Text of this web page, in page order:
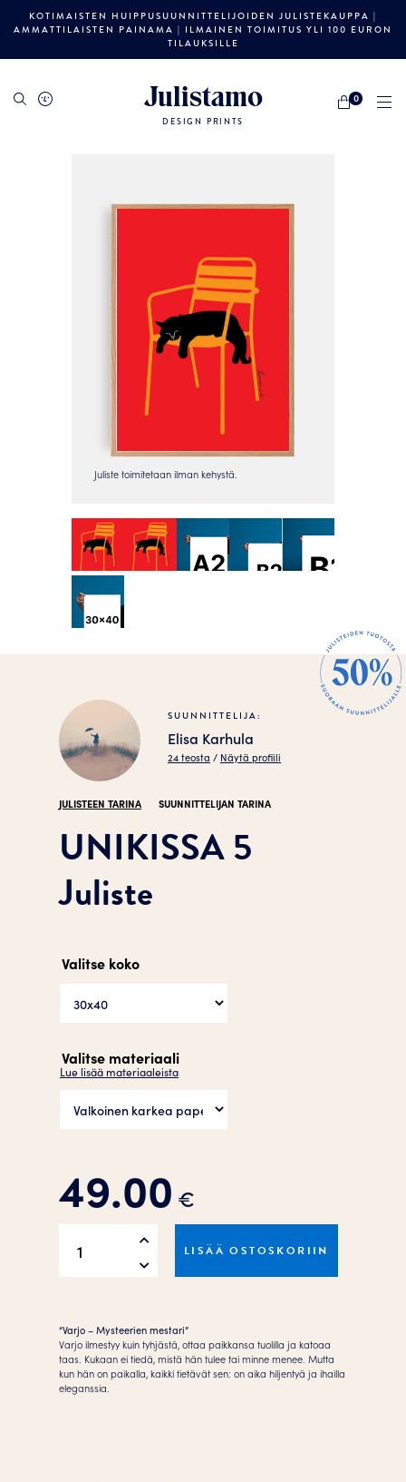
KOTIMAISTEN HUIPPUSUUNNITTELIJOIDEN JULISTEKAUPPA |
AMMATTILAISTEN PAINAMA | ILMAINEN TOIMITUS YLI 100 EURON
TILAUKSILLE
Julistamo
DESIGN PRINTS
0
SUUNNITTELIJA:
Elisa Karhula
24 teosta / Näytä profiili
JULISTEEN TARINA SUUNNITTELIJAN TARINA
UNIKISSA 5
Juliste
Valitse koko
Valitse materiaali
Lue lisää materiaaleista
49.00 €
LISÄÄ OSTOSKORIIN
“Varjo – Mysteerien mestari”
Varjo ilmestyy kuin tyhjästä, ottaa paikkansa tuolilla ja katoaa
taas. Kukaan ei tiedä, mistä hän tulee tai minne menee. Mutta
kun hän on paikalla, kaikki tietävät sen: on aika hiljentyä ja ihailla
eleganssia.